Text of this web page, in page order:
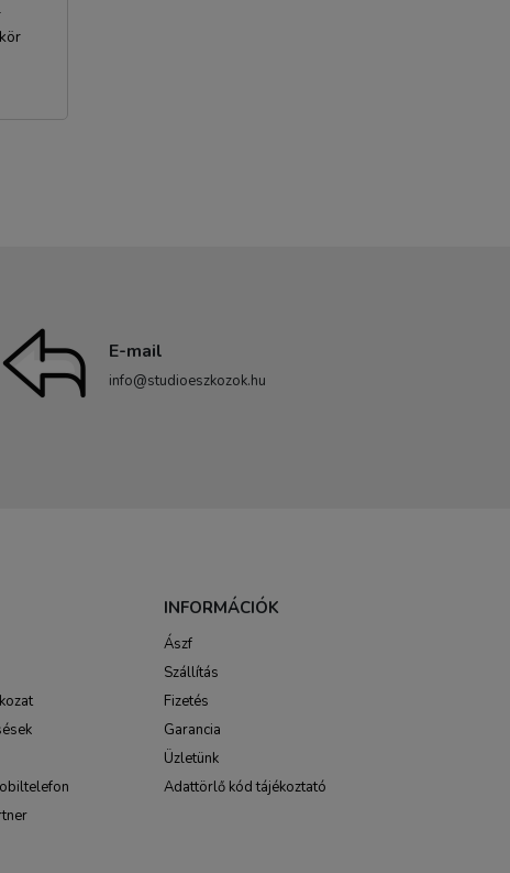
E-mail
info@studioeszkozok.hu
INFORMÁCIÓK
Ászf
Szállítás
Fizetés
Garancia
Üzletünk
Adattörlő kód tájékoztató